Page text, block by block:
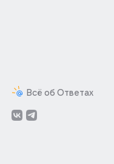
Всё об Ответах